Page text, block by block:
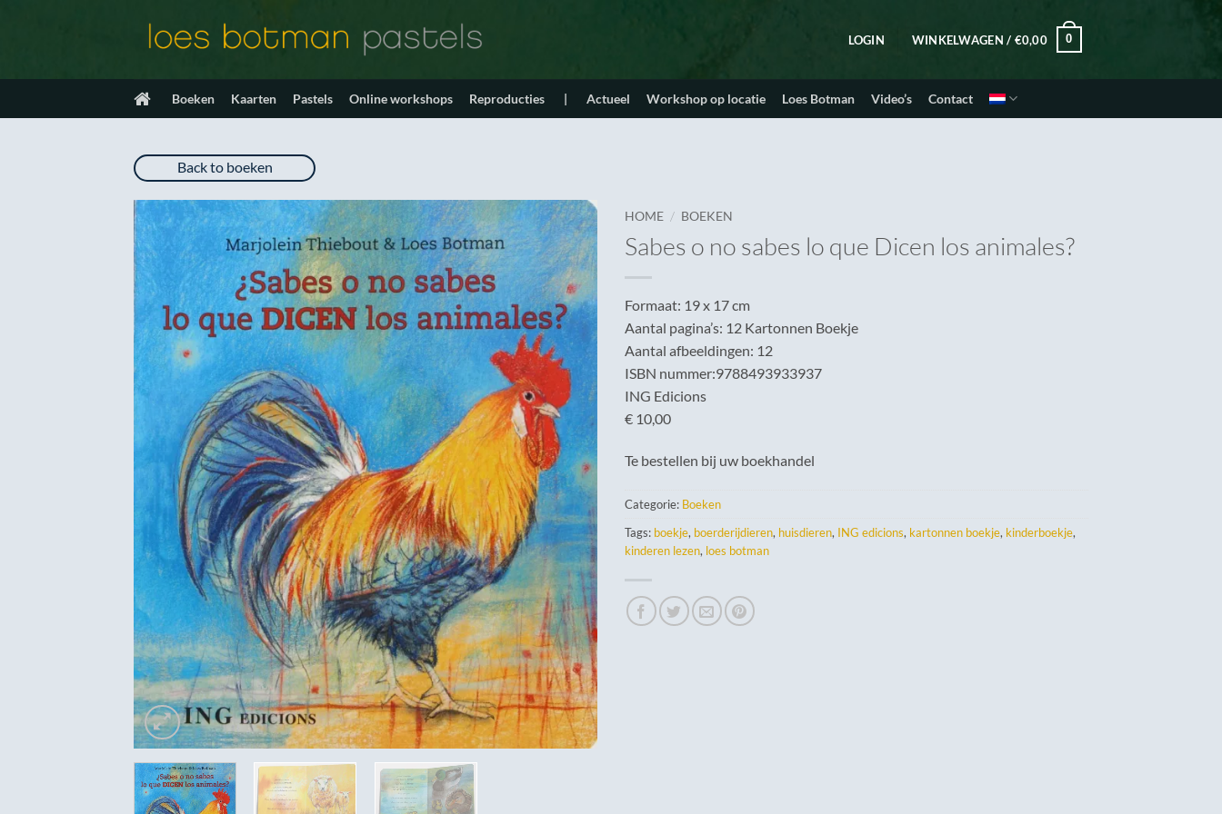
LOGIN WINKELWAGEN / €0,00 0
Boeken Kaarten Pastels Online workshops Reproducties | Actueel Workshop op locatie Loes Botman Video’s Contact
Back to boeken
HOME / BOEKEN
Sabes o no sabes lo que Dicen los animales?
Formaat: 19 x 17 cm
Aantal pagina’s: 12 Kartonnen Boekje
Aantal afbeeldingen: 12
ISBN nummer:9788493933937
ING Edicions
€ 10,00
Te bestellen bij uw boekhandel
Categorie: Boeken
Tags: boekje, boerderijdieren, huisdieren, ING edicions, kartonnen boekje, kinderboekje,
kinderen lezen, loes botman